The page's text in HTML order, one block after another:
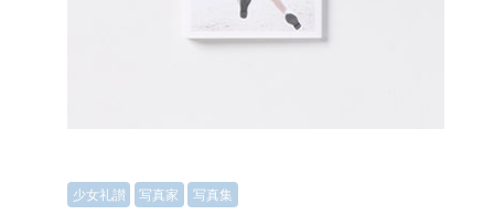
少女礼讃 写真家 写真集